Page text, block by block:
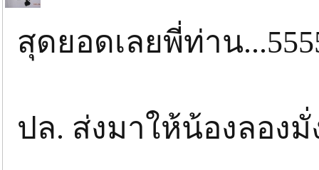
สุดยอดเลยพี่ท่าน
ปล. ส่งมาให้น้องลองมั่